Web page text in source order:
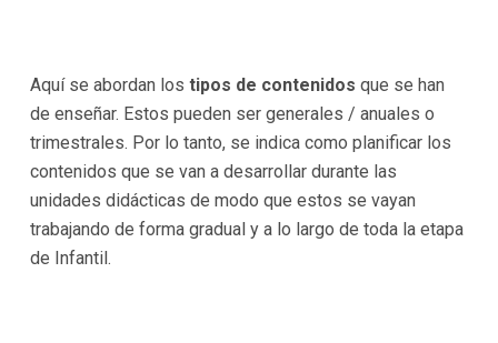
Aquí se abordan los tipos de contenidos que se han
de enseñar. Estos pueden ser generales / anuales o
trimestrales. Por lo tanto, se indica como planificar los
contenidos que se van a desarrollar durante las
unidades didácticas de modo que estos se vayan
trabajando de forma gradual y a lo largo de toda la etapa
de Infantil.